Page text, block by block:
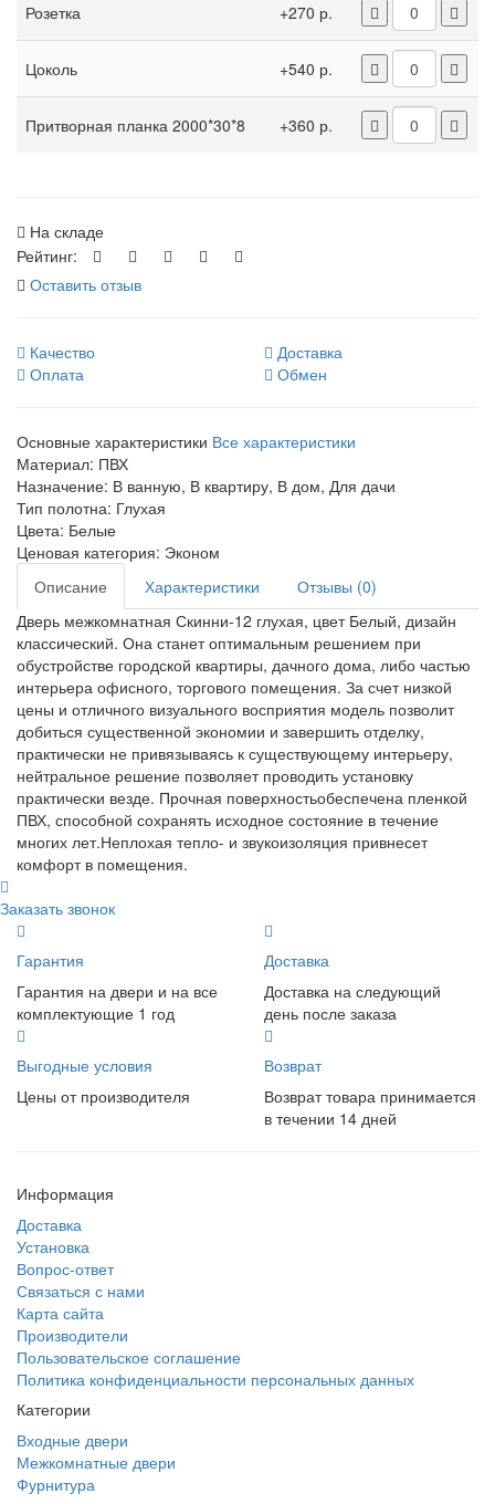
Розетка +270 р.
Цоколь +540 р.
Притворная планка 2000*30*8 +360 р.
На складе
Рейтинг:
Оставить отзыв
Качество
Доставка
Оплата
Обмен
Основные характеристики Все характеристики
Материал: ПВХ
Назначение: В ванную, В квартиру, В дом, Для дачи
Тип полотна: Глухая
Цвета: Белые
Ценовая категория: Эконом
Описание
Характеристики
Отзывы (0)
Дверь межкомнатная Скинни-12 глухая, цвет Белый, дизайн
классический. Она станет оптимальным решением при
обустройстве городской квартиры, дачного дома, либо частью
интерьера офисного, торгового помещения. За счет низкой
цены и отличного визуального восприятия модель позволит
добиться существенной экономии и завершить отделку,
практически не привязываясь к существующему интерьеру,
нейтральное решение позволяет проводить установку
практически везде. Прочная поверхностьобеспечена пленкой
ПВХ, способной сохранять исходное состояние в течение
многих лет.Неплохая тепло- и звукоизоляция привнесет
комфорт в помещения.
Заказать звонок
Гарантия
Гарантия на двери и на все
комплектующие 1 год
Доставка
Доставка на следующий
день после заказа
Выгодные условия
Цены от производителя
Возврат
Возврат товара принимается
в течении 14 дней
Информация
Доставка
Установка
Вопрос-ответ
Связаться с нами
Карта сайта
Производители
Пользовательское соглашение
Политика конфиденциальности персональных данных
Категории
Входные двери
Межкомнатные двери
Фурнитура